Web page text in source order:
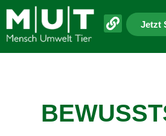
Jetzt